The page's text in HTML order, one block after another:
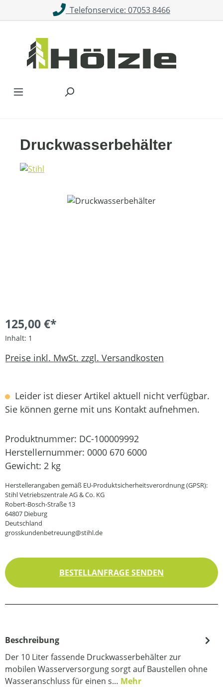
Zum Hauptinhalt springenTelefonservice: 07053 8466
Druckwasserbehälter
Bildergalerie überspringen
125,00 €*
Inhalt: 1
Preise inkl. MwSt. zzgl. Versandkosten
Leider ist dieser Artikel aktuell nicht verfügbar.
Sie können gerne mit uns Kontakt aufnehmen.
Produktnummer: DC-100009992
Herstellernummer: 0000 670 6000
Gewicht: 2 kg
Herstellerangaben gemäß EU-Produktsicherheitsverordnung (GPSR):
Stihl Vetriebszentrale AG & Co. KG
Robert-Bosch-Straße 13
64807 Dieburg
Deutschland
grosskundenbetreuung@stihl.de
BESTELLANFRAGE SENDEN
Beschreibung
Der 10 Liter fassende Druckwasserbehälter zur
mobilen Wasserversorgung sorgt auf Baustellen ohne
Wasseranschluss für einen s… Mehr